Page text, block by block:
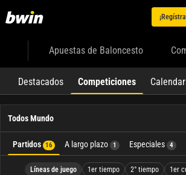
Apuestas de Baloncesto
Destacados Competiciones
Todos Mundo
Partidos 16 A largo plazo 1 Especiales 4
Líneas de juego 1er tiempo 2° tiempo 1er